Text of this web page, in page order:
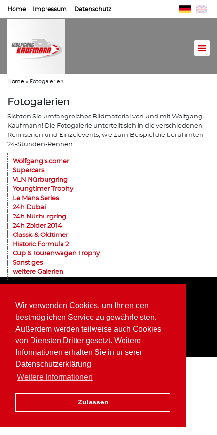
Wir verwenden Cookies, um Ihnen den
bestmöglichen Service zu gewährleisten.
Außerdem werden teilweise auch Cookies
von Diensten Dritter gesetzt. Weitere
Informationen erhalten Sie in unserer
Datenschutzerklärung
Weitere Informationen
Zulassen
Home Impressum Datenschutz
Home » Fotogalerien
Fotogalerien
Sichten Sie umfangreiches Bildmaterial von und mit Wolfgang
Kaufmann! Die Fotogalerie unterteilt sich in die verschiedenen
Rennserien und Einzelevents, wie zum Beispiel die berühmten
24-Stunden-Rennen.
Wolfgang's corner
Supercars
VLN Nürburgring
Youngtimer Trophy
Le Mans Series
24h Dubai
24h Nürburgring
24h Zolder 2014
Classic & Oldtimer
Historic Formula 2
Cup & Tourenwagen Trophy
Sonstiges
weitere Galerien